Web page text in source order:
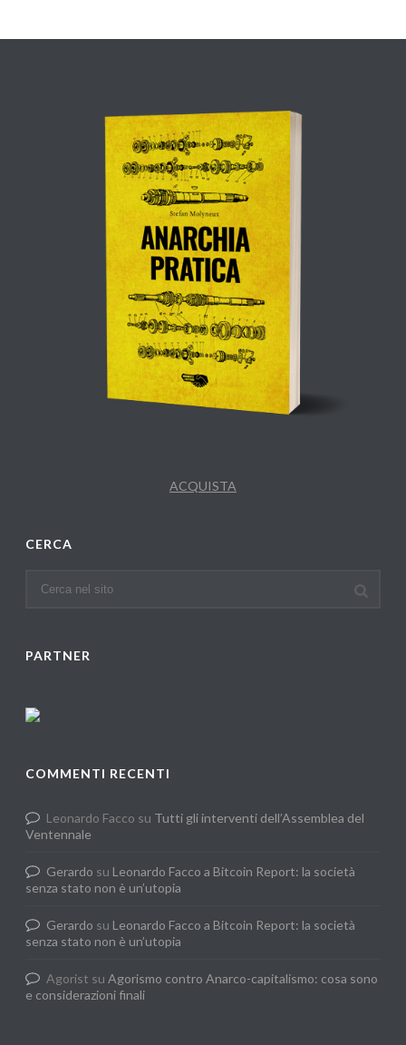
ACQUISTA
CERCA
PARTNER
COMMENTI RECENTI
Leonardo Facco su Tutti gli interventi dell’Assemblea del
Ventennale
Gerardo su Leonardo Facco a Bitcoin Report: la società
senza stato non è un’utopia
Gerardo su Leonardo Facco a Bitcoin Report: la società
senza stato non è un’utopia
Agorist suAgorismo contro Anarco-capitalismo: cosa sono
e considerazioni finali